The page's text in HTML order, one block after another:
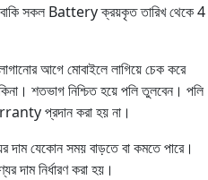
সকল Battery ক্রয়কৃত তারিখ থেকে 4
আগে মোবাইলে লাগিয়ে চেক করে
শতভাগ নিশ্চিত হয়ে পলি তুলবেন। পলি
প্রদান করা হয় না।
যেকোন সময় বাড়তে বা কমতে পারে।
দাম নির্ধারণ করা হয়।